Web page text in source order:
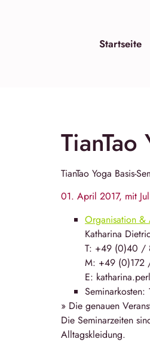
Startseite
TianTao Yoga Basis-
01. April 2017, mit
Organisation &
Katha­rina
T: +49 (0)40 /
M: +49
E:
» Die genauen
Die Seminarzeiten
Alltagskleidung.